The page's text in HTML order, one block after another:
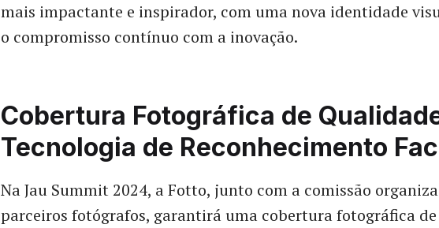
mais impactante e inspirador, com uma nova identidade
o compromisso contínuo com a inovação.
Cobertura Fotográfica de
Tecnologia de Reconhecimento
Na Jau Summit 2024, a Fotto, junto com a comissão
parceiros fotógrafos, garantirá uma cobertura fotográfica